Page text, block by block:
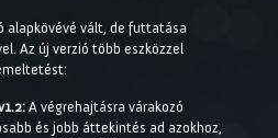
alapkövévé vált, de futtatása
Az új verzió több eszközzel
A végrehajtásra várakozó
és jobb áttekintés ad azokhoz,